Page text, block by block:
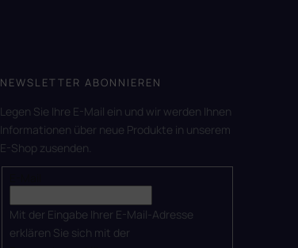
NEWSLETTER ABONNIEREN
Legen Sie Ihre E-Mail ein und wir werden Ihnen
Informationen über neue Produkte in unserem
E-Shop zusenden.
Mit der Eingabe Ihrer E-Mail-Adresse
erklären Sie sich mit der